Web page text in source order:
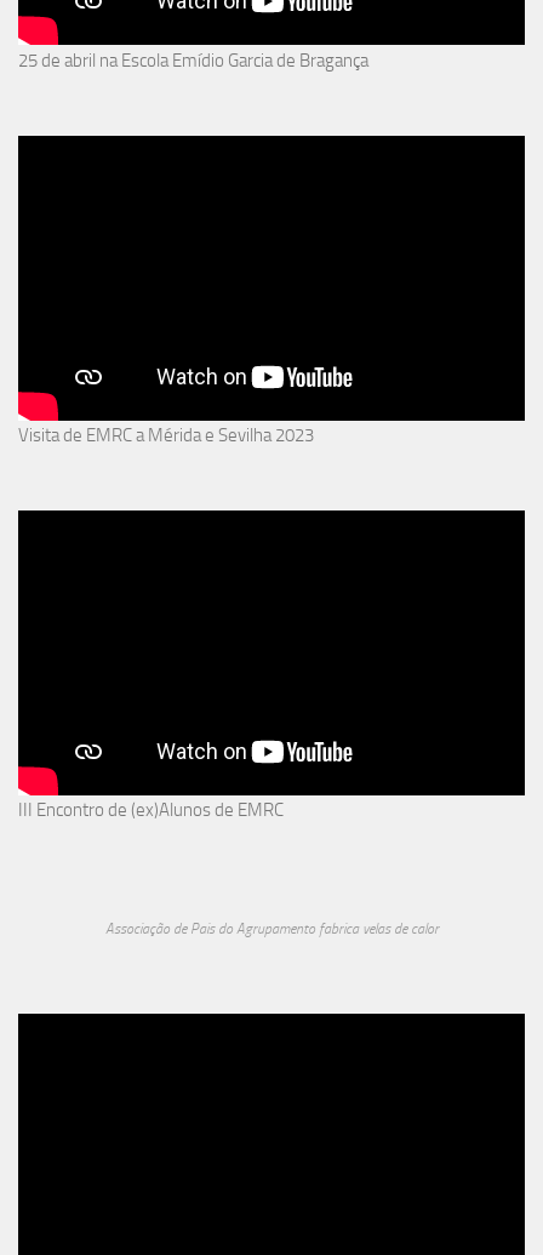
25 de abril na Escola Emídio Garcia de Bragança
Visita de EMRC a Mérida e Sevilha 2023
III Encontro de (ex)Alunos de EMRC
Associação de Pais do Agrupamento fabrica velas de calor